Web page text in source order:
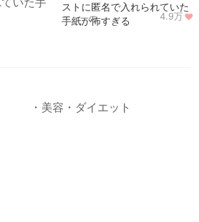
ストに匿名で入れられていた
手紙が怖すぎる
ニュース 4.9万
美容・ダイエット